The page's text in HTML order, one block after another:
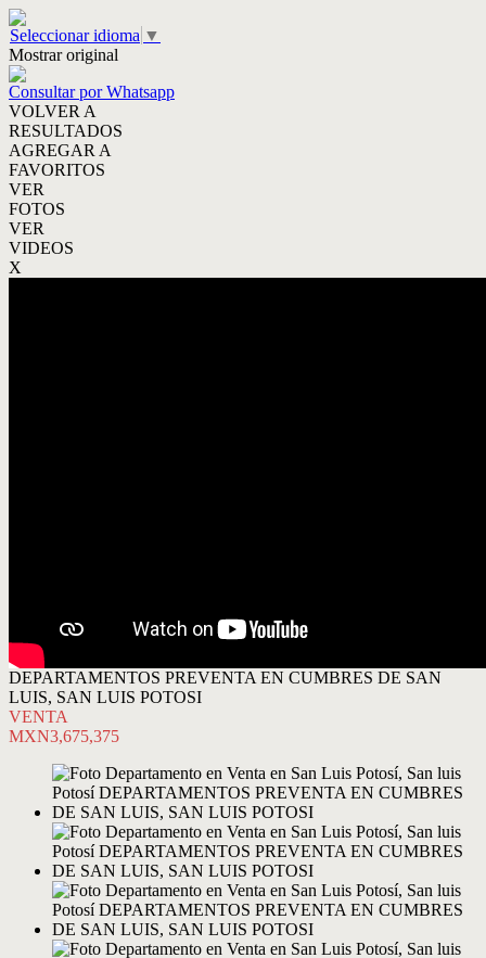
Seleccionar idioma ▼
Mostrar original
Consultar por Whatsapp
VOLVER A
RESULTADOS
AGREGAR A
FAVORITOS
VER
FOTOS
VER
VIDEOS
X
DEPARTAMENTOS PREVENTA EN CUMBRES DE SAN
LUIS, SAN LUIS POTOSI
VENTA
MXN3,675,375